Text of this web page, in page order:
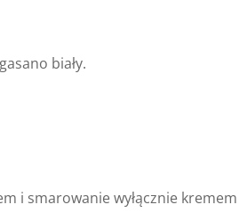
biały.
i smarowanie wyłącznie